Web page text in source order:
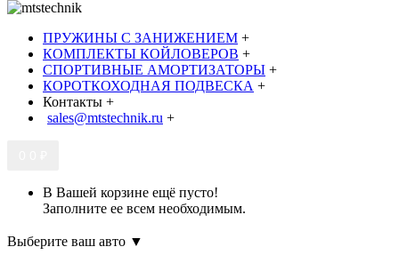
ПРУЖИНЫ С ЗАНИЖЕНИЕМ +
КОМПЛЕКТЫ КОЙЛОВЕРОВ +
СПОРТИВНЫЕ АМОРТИЗАТОРЫ +
КОРОТКОХОДНАЯ ПОДВЕСКА +
Контакты +
sales@mtstechnik.ru +
В Вашей корзине ещё пусто!
Заполните ее всем необходимым.
Выберите ваш авто ▼